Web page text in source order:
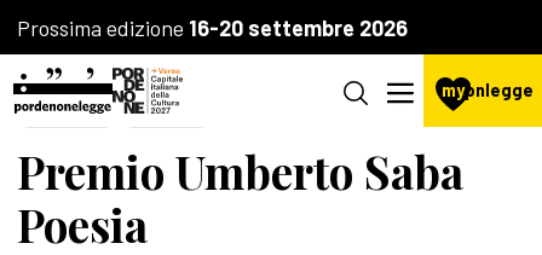
Prossima edizione 16-20 settembre 2026
mypnlegge
POESIA
PREMI
Premio Umberto Saba
Poesia